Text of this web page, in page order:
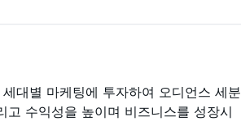
대별 마케팅에 투자하여 오디언스 세분
수익성을 높이며 비즈니스를 성장시